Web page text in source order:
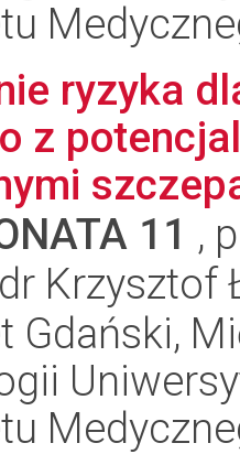
ryzyka
z
11 ,
Krzysztof
Gdański,